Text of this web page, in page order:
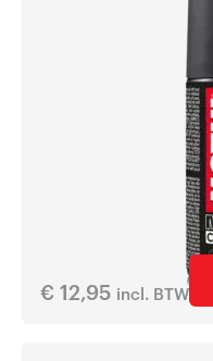
€ 12,95 incl. BTW